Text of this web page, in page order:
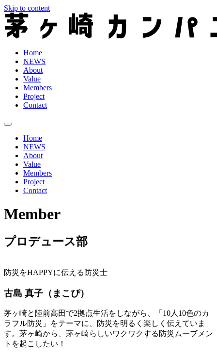
Skip to content
Home
NEWS
About
Value
Members
Project
Contact
Home
NEWS
About
Value
Members
Project
Contact
Member
プロデュース部
防災をHAPPYに伝える防災士
古島 真子（まこぴ）
茅ヶ崎と陸前高田で2拠点生活をしながら、「10人10色のカ
ラフル防災」をテーマに、防災を明るく楽しく伝えていま
す。茅ヶ崎から、茅ヶ崎らしいワクワクする防災ムーブメン
トを起こしたい！